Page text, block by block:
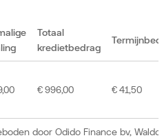
Totaal
kredietbedrag
door Odido Finance bv,
€ 996,00 € 41,50